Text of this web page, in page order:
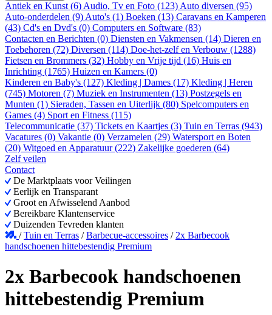
Antiek en Kunst (6) Audio, Tv en Foto (123) Auto diversen (95)
Auto-onderdelen (9) Auto's (1) Boeken (13) Caravans en Kamperen
(43) Cd's en Dvd's (0) Computers en Software (83)
Contacten en Berichten (0) Diensten en Vakmensen (14) Dieren en
Toebehoren (72) Diversen (114) Doe-het-zelf en Verbouw (1288)
Fietsen en Brommers (32) Hobby en Vrije tijd (16) Huis en
Inrichting (1765) Huizen en Kamers (0)
Kinderen en Baby's (127) Kleding | Dames (17) Kleding | Heren
(745) Motoren (7) Muziek en Instrumenten (13) Postzegels en
Munten (1) Sieraden, Tassen en Uiterlijk (80) Spelcomputers en
Games (4) Sport en Fitness (115)
Telecommunicatie (37) Tickets en Kaartjes (3) Tuin en Terras (943)
Vacatures (0) Vakantie (0) Verzamelen (29) Watersport en Boten
(20) Witgoed en Apparatuur (222) Zakelijke goederen (64)
Zelf veilen
Contact
De Marktplaats voor Veilingen
Eerlijk en Transparant
Groot en Afwisselend Aanbod
Bereikbare Klantenservice
Duizenden Tevreden klanten
/Tuin en Terras /Barbecue-accessoires / 2x Barbecook
handschoenen hittebestendig Premium
2x Barbecook handschoenen
hittebestendig Premium